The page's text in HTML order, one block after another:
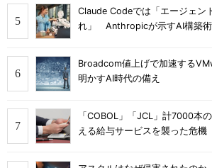
Claude Codeでは「エージェン
れ」 Anthropicが示すAI構築術
Broadcom値上げで加速する
明かすAI時代の備え
「COBOL」「JCL」計7000
える給与サービスを襲った危機